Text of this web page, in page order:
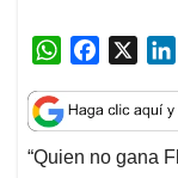
W
a
t
s
c
e
b
“Quien no gana